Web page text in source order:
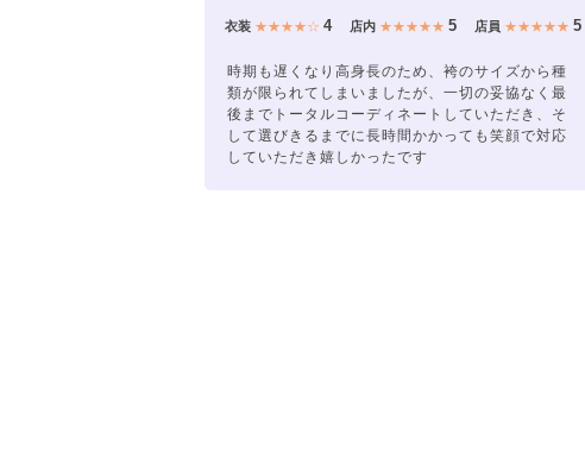
衣装 ★★★★☆4 店内 ★★★★★ 5 店員 ★★★★★ 5
時期も遅くなり高身長のため、袴のサイズから種
類が限られてしまいましたが、一切の妥協なく最
後までトータルコーディネートしていただき、そ
して選びきるまでに長時間かかっても笑顔で対応
していただき嬉しかったです